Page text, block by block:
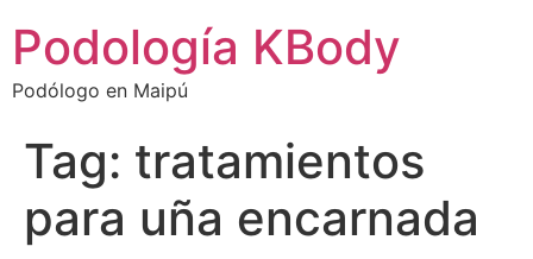
Podología KBody
Podólogo en Maipú
Tag: tratamientos
para uña encarnada